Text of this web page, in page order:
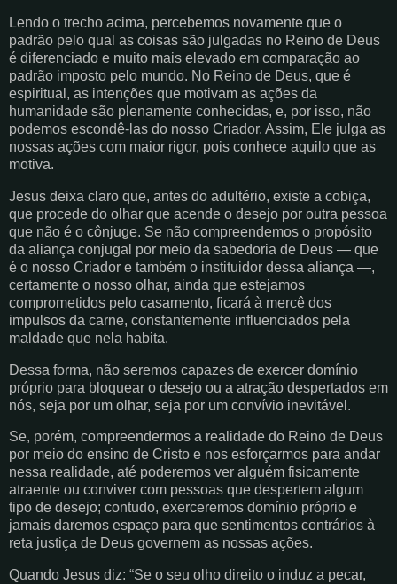
Lendo o trecho acima, percebemos novamente que o
padrão pelo qual as coisas são julgadas no Reino de Deus
é diferenciado e muito mais elevado em comparação ao
padrão imposto pelo mundo. No Reino de Deus, que é
espiritual, as intenções que motivam as ações da
humanidade são plenamente conhecidas, e, por isso, não
podemos escondê-las do nosso Criador. Assim, Ele julga as
nossas ações com maior rigor, pois conhece aquilo que as
motiva.
Jesus deixa claro que, antes do adultério, existe a cobiça,
que procede do olhar que acende o desejo por outra pessoa
que não é o cônjuge. Se não compreendemos o propósito
da aliança conjugal por meio da sabedoria de Deus — que
é o nosso Criador e também o instituidor dessa aliança —,
certamente o nosso olhar, ainda que estejamos
comprometidos pelo casamento, ficará à mercê dos
impulsos da carne, constantemente influenciados pela
maldade que nela habita.
Dessa forma, não seremos capazes de exercer domínio
próprio para bloquear o desejo ou a atração despertados em
nós, seja por um olhar, seja por um convívio inevitável.
Se, porém, compreendermos a realidade do Reino de Deus
por meio do ensino de Cristo e nos esforçarmos para andar
nessa realidade, até poderemos ver alguém fisicamente
atraente ou conviver com pessoas que despertem algum
tipo de desejo; contudo, exerceremos domínio próprio e
jamais daremos espaço para que sentimentos contrários à
reta justiça de Deus governem as nossas ações.
Quando Jesus diz: “Se o seu olho direito o induz a pecar,